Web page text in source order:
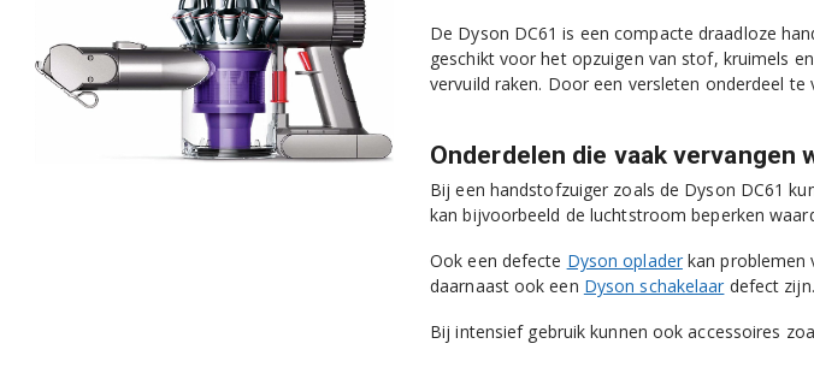
De Dyson DC61 is een compacte draadloze
geschikt voor het opzuigen van stof, kruimels
vervuild raken. Door een versleten onderdeel
Onderdelen die vaak vervangen
Bij een handstofzuiger zoals de Dyson DC61
kan bijvoorbeeld de luchtstroom beperken
Ook een defecte Dyson opladerkan problemen
daarnaast ook een Dyson schakelaar defect zijn.
Bij intensief gebruik kunnen ook accessoires